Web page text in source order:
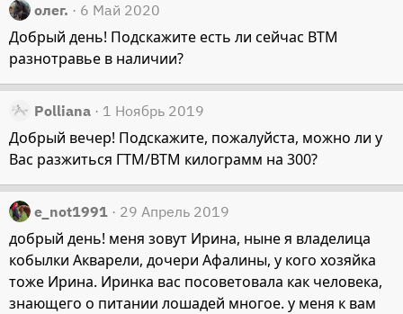
олег. 6 Май 2020
Добрый день! Подскажите есть ли сейчас ВТМ
разнотравье в наличии?
Polliana 1 Ноябрь 2019
Добрый вечер! Подскажите, пожалуйста, можно ли у
Вас разжиться ГТМ/ВТМ килограмм на 300?
e_not1991 29 Апрель 2019
добрый день! меня зовут Ирина, ныне я владелица
кобылки Акварели, дочери Афалины, у кого хозяйка
тоже Ирина. Иринка вас посоветовала как человека,
знающего о питании лошадей многое. у меня к вам